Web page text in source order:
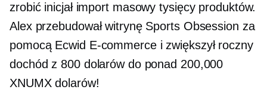
zrobić inicjał import masowy tysięcy produktów.
Alex przebudował witrynę Sports Obsession za
pomocą Ecwid E-commercei zwiększył roczny
dochód z 800 dolarów do ponad 200,000
XNUMX dolarów!